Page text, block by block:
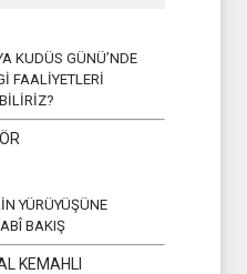
KUDÜS GÜNÜ’NDE
FAALİYETLERİ
YÜRÜYÜŞÜNE
BAKIŞ
KEMAHLI